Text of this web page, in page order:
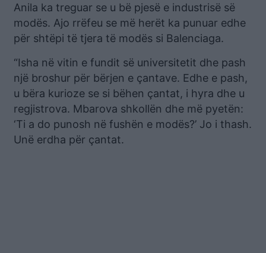
Anila ka treguar se u bë pjesë e industrisë së
modës. Ajo rrëfeu se më herët ka punuar edhe
për shtëpi të tjera të modës si Balenciaga.
“Isha në vitin e fundit së universitetit dhe pash
një broshur për bërjen e çantave. Edhe e pash,
u bëra kurioze se si bëhen çantat, i hyra dhe u
regjistrova. Mbarova shkollën dhe më pyetën:
‘Ti a do punosh në fushën e modës?’ Jo i thash.
Unë erdha për çantat.